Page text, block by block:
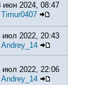
июн 2024, 08:47
Timur0407
июл 2022, 20:43
Andrey_14
июл 2022, 22:06
Andrey_14